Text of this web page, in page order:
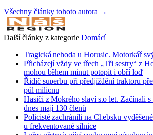
Všechny články tohoto autora →
Další články z kategorie Domácí
Tragická nehoda u Horusic. Motorkář
Přicházejí vždy ve třech „Tři sestry“ z
mohou během minut potopit i obří loď
Řidič superbu při předjíždění traktoru
půl milionu
Hasiči z Mokrého slaví sto let. Začínali s
dnes mají 130 členů
Policisté zachránili na Chebsku
u frekventované silnice